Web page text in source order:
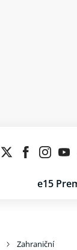
e15
Zahraniční